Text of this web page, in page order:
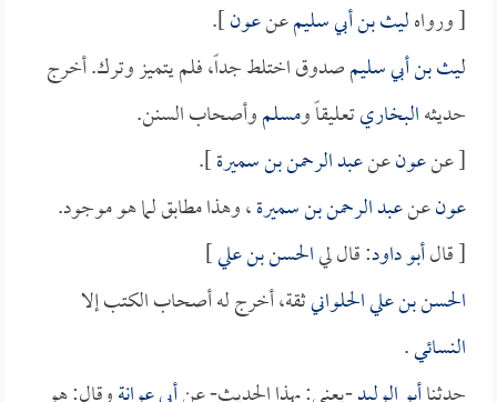
[ ورواهليث بن أبي سليمعنعون].
ليث بن أبي سليمصدوق اختلط جداً، فلم يتميز وترك. أخرج
حديثهالبخاريتعليقاً ومسلموأصحاب السنن.
[ عنعونعنعبد الرحمن بن سميرة].
عونعنعبد الرحمن بن سميرة، وهذا مطابق لما هو موجود.
[ قالأبو داود: قال ليالحسن بن علي]
الحسن بن علي الحلوانيثقة، أخرج له أصحاب الكتب إلا
النسائي.